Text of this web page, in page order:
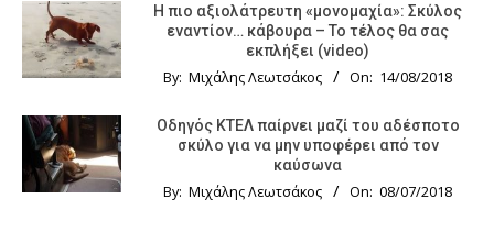
Η πιο αξιολάτρευτη «μονομαχία»: Σκύλος
εναντίον… κάβουρα – Το τέλος θα σας
εκπλήξει (video)
By: Μιχάλης Λεωτσάκος On: 14/08/2018
Οδηγός KTΕΛ παίρνει μαζί του αδέσποτο
σκύλο για να μην υποφέρει από τον
καύσωνα
By: Μιχάλης Λεωτσάκος On: 08/07/2018